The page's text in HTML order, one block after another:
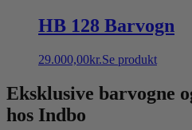
HB 128 Barvogn
29.000,00kr.Se produkt
Eksklusive barvogne
hos Indbo